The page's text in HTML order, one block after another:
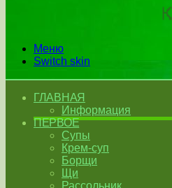
Меню
Switch skin
ГЛАВНАЯ
Информация
ПЕРВОЕ
Супы
Крем-суп
Борщи
Щи
Рассольник